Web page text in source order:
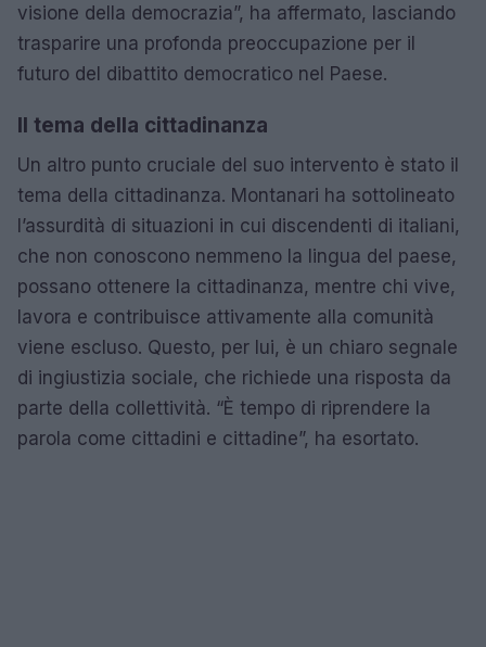
visione della democrazia”, ha affermato, lasciando
trasparire una profonda preoccupazione per il
futuro del dibattito democratico nel Paese.
Il tema della cittadinanza
Un altro punto cruciale del suo intervento è stato il
tema della cittadinanza. Montanari ha sottolineato
l’assurdità di situazioni in cui discendenti di italiani,
che non conoscono nemmeno la lingua del paese,
possano ottenere la cittadinanza, mentre chi vive,
lavora e contribuisce attivamente alla comunità
viene escluso. Questo, per lui, è un chiaro segnale
di ingiustizia sociale, che richiede una risposta da
parte della collettività. “È tempo di riprendere la
parola come cittadini e cittadine”, ha esortato.